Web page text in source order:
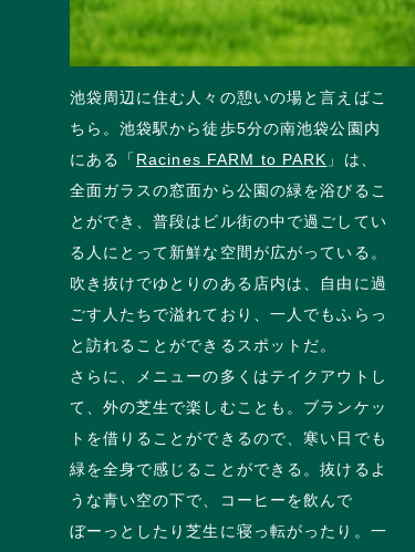
池袋周辺に住む人々の憩いの場と言えばこ
ちら。池袋駅から徒歩5分の南池袋公園内
にある「 Racines FARM to PARK 」は、
全面ガラスの窓面から公園の緑を浴びるこ
とができ、普段はビル街の中で過ごしてい
る人にとって新鮮な空間が広がっている。
吹き抜けでゆとりのある店内は、自由に過
ごす人たちで溢れており、一人でもふらっ
と訪れることができるスポットだ。
さらに、メニューの多くはテイクアウトし
て、外の芝生で楽しむことも。ブランケッ
トを借りることができるので、寒い日でも
緑を全身で感じることができる。抜けるよ
うな青い空の下で、コーヒーを飲んで
ぼーっとしたり芝生に寝っ転がったり。一